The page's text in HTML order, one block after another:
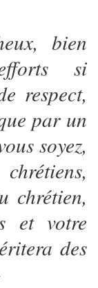
bien
si
respect,
par un
soyez,
chrétien,
et votre
des